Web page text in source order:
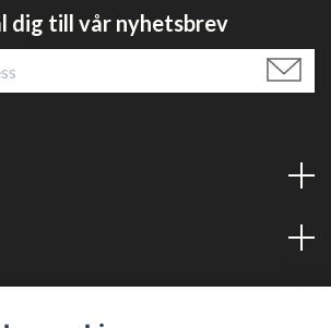
dig till vår nyhetsbrev